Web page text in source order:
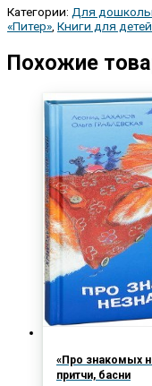
Категории: Для
«Питер» Книги для детей
Похожие
«Про знакомых
притчи, басни